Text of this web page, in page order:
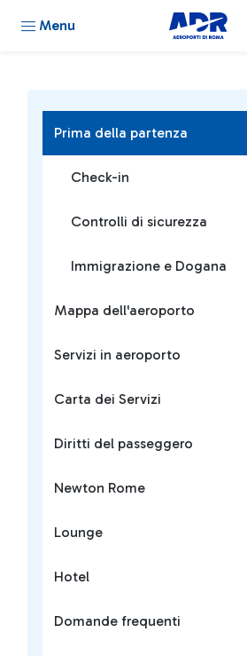
Menu
Prima della partenza
Check-in
Controlli di sicurezza
Immigrazione e Dogana
Mappa dell'aeroporto
Servizi in aeroporto
Carta dei Servizi
Diritti del passeggero
Newton Rome
Lounge
Hotel
Domande frequenti